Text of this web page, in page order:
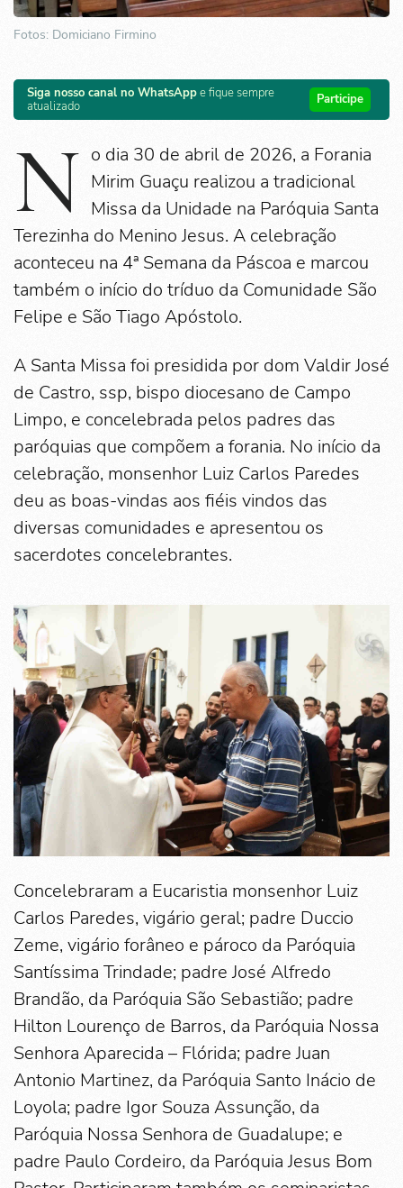
Fotos: Domiciano Firmino
Siga nosso canal no WhatsAppe fique sempre
atualizado
Participe
N o dia 30 de abril de 2026, a Forania
Mirim Guaçu realizou a tradicional
Missa da Unidade na Paróquia Santa
Terezinha do Menino Jesus. A celebração
aconteceu na 4ª Semana da Páscoa e marcou
também o início do tríduo da Comunidade São
Felipe e São Tiago Apóstolo.
A Santa Missa foi presidida por dom Valdir José
de Castro, ssp, bispo diocesano de Campo
Limpo, e concelebrada pelos padres das
paróquias que compõem a forania. No início da
celebração, monsenhor Luiz Carlos Paredes
deu as boas-vindas aos fiéis vindos das
diversas comunidades e apresentou os
sacerdotes concelebrantes.
Concelebraram a Eucaristia monsenhor Luiz
Carlos Paredes, vigário geral; padre Duccio
Zeme, vigário forâneo e pároco da Paróquia
Santíssima Trindade; padre José Alfredo
Brandão, da Paróquia São Sebastião; padre
Hilton Lourenço de Barros, da Paróquia Nossa
Senhora Aparecida – Flórida; padre Juan
Antonio Martinez, da Paróquia Santo Inácio de
Loyola; padre Igor Souza Assunção, da
Paróquia Nossa Senhora de Guadalupe; e
padre Paulo Cordeiro, da Paróquia Jesus Bom